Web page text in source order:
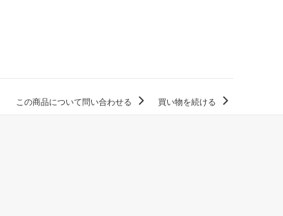
この商品について問い合わせる 買い物を続ける